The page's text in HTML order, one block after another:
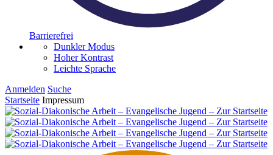
Barrierefrei
Dunkler Modus
Hoher Kontrast
Leichte Sprache
Anmelden Suche
Startseite Impressum